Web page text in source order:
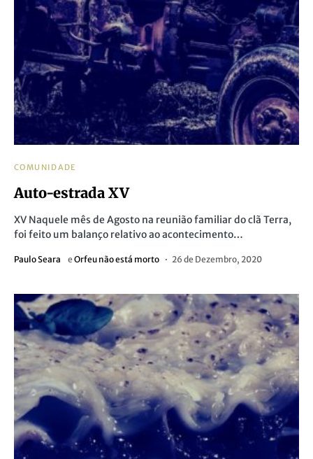
COMUNIDADE
Auto-estrada XV
XV Naquele mês de Agosto na reunião familiar do clã Terra,
foi feito um balanço relativo ao acontecimento…
Paulo Seara e Orfeu não está morto 26 de Dezembro, 2020